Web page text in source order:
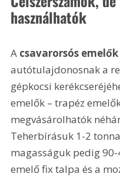
használhatók
A csavarorsós emelők
autótulajdonosnak a
gépkocsi
emelők – trapéz
megvásárolhatók
Teherbírásuk 1-2
magasságuk pedig
emelő fix talpa és a